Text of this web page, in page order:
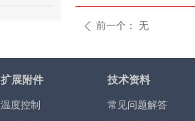
ꄴ 前一个： 无
常见问题解答
技术资料
扩展附件
温度控制